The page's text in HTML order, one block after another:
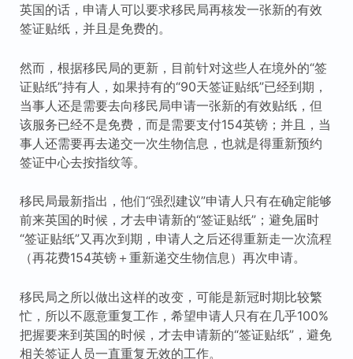
英国的话，申请人可以要求移民局再核发一张新的有效
签证贴纸，并且是免费的。
然而，根据移民局的更新，目前针对这些人在境外的“签
证贴纸”持有人，如果持有的“90天签证贴纸”已经到期，
当事人还是需要去向移民局申请一张新的有效贴纸，但
该服务已经不是免费，而是需要支付154英镑；并且，当
事人还需要再去递交一次生物信息，也就是得重新预约
签证中心去按指纹等。
移民局最新指出，他们“强烈建议”申请人只有在确定能够
前来英国的时候，才去申请新的“签证贴纸”；避免届时
“签证贴纸”又再次到期，申请人之后还得重新走一次流程
（再花费154英镑＋重新递交生物信息）再次申请。
移民局之所以做出这样的改变，可能是新冠时期比较繁
忙，所以不愿意重复工作，希望申请人只有在几乎100%
把握要来到英国的时候，才去申请新的“签证贴纸”，避免
相关签证人员一直重复无效的工作。